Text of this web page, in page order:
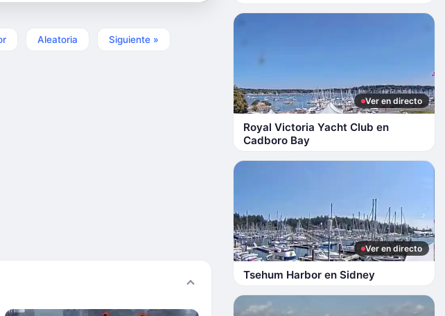
Aleatoria Siguiente »
Ver en directo
Royal Victoria Yacht Club en
Cadboro Bay
Ver en directo
Tsehum Harbor en Sidney